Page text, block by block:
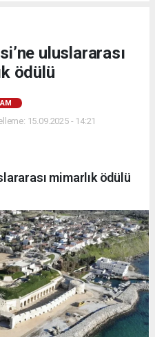
uluslararası
ödülü
15.09.2025 - 14:21
mimarlık ödülü